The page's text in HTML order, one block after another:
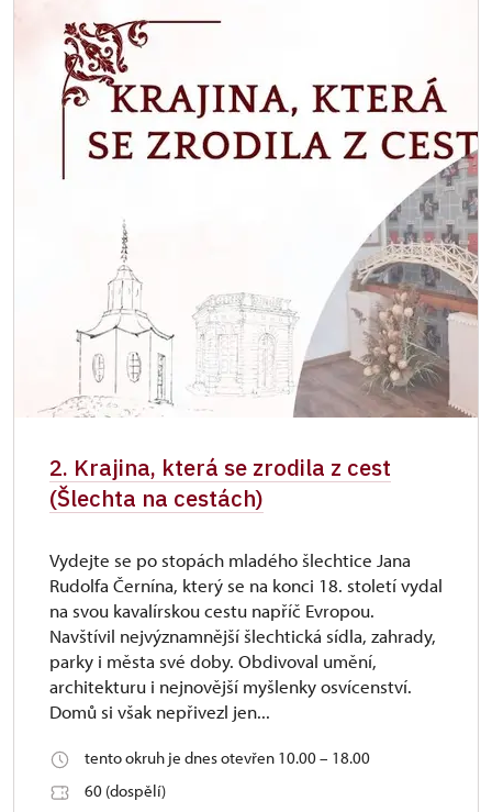
průkazu)
2. Krajina, která se zrodila z cest
(Šlechta na cestách)
Vydejte se po stopách mladého šlechtice Jana
Rudolfa Černína, který se na konci 18. století vydal
na svou kavalírskou cestu napříč Evropou.
Navštívil nejvýznamnější šlechtická sídla, zahrady,
parky i města své doby. Obdivoval umění,
architekturu i nejnovější myšlenky osvícenství.
Domů si však nepřivezl jen...
tento okruh je dnes otevřen 10.00 – 18.00
60 (dospělí)